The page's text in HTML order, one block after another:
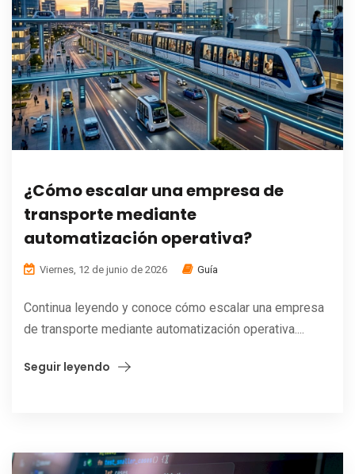
¿Cómo escalar una empresa de
transporte mediante
automatización operativa?
Viernes, 12 de junio de 2026 Guía
Continua leyendo y conoce cómo escalar una empresa
de transporte mediante automatización operativa....
Seguir leyendo